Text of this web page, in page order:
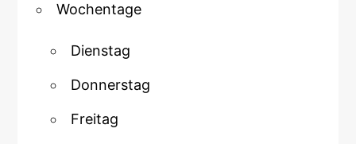
Wochentage
Dienstag
Donnerstag
Freitag